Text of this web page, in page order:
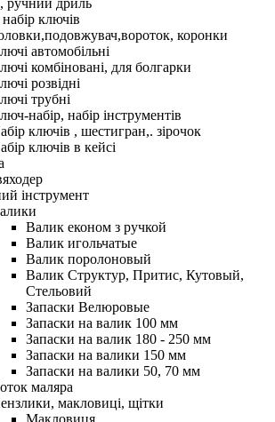
ручний дриль
ключів
коронки
автомобільні
комбіновані, для болгарки
розвідні
трубні
набір, набір інструментів
ключів , шестигран,. зірочок
ключів в кейсі
інструмент
Валик економ з ручкой
Валик игольчатые
Валик поролоновый
Валик Структур, Притис, Кутовый,
Стельовий
Запаски Велюровые
Запаски на валик 100 мм
Запаски на валик 180 - 250 мм
Запаски на валики 150 мм
Запаски на валики 50, 70 мм
маляра
макловиці, щітки
Макловиця